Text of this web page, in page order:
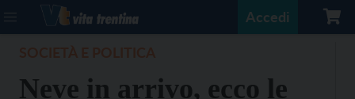
Accedi
Neve in arrivo, ecco le